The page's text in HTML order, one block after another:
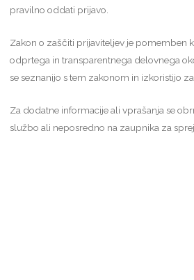
pravilno oddati prijavo.
Zakon o zaščiti prijaviteljev je pomemben
odprtega in transparentnega delovnega
se seznanijo s tem zakonom in izkoristijo
Za dodatne informacije ali vprašanja se
službo ali neposredno na zaupnika za